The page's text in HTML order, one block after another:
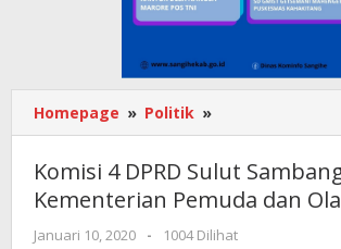
Homepage » Politik »
4
Sulut
Sambangi
Kementerian
Komisi 4 DPRD Sulut
Kementerian Pemuda dan
Januari 10, 2020
oleh
-
1004 Dilihat